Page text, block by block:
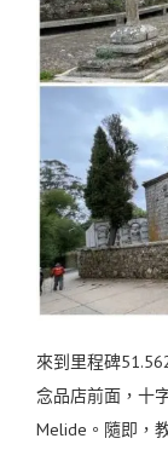
來到里程碑
念品店前面，十
Melide。隨即，